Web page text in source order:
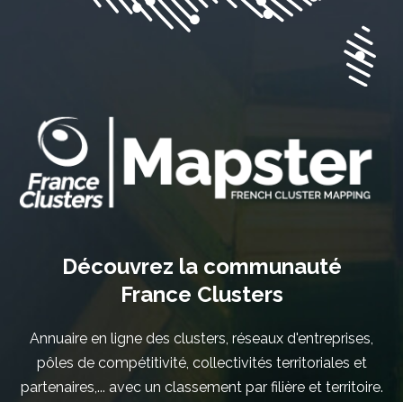
Découvrez la communauté
France Clusters
Annuaire en ligne des clusters, réseaux d'entreprises,
pôles de compétitivité, collectivités territoriales et
partenaires,... avec un classement par filière et territoire.